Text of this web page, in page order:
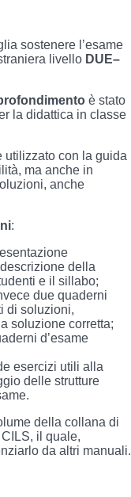
sostenere l’esame
livello DUE–
è stato
la didattica in classe
utilizzato con la guida
ma anche in
anche
:
della
e il sillabo;
due quaderni
di soluzioni,
soluzione corretta;
d’esame
esercizi utili alla
delle strutture
della collana di
il quale,
da altri manuali.